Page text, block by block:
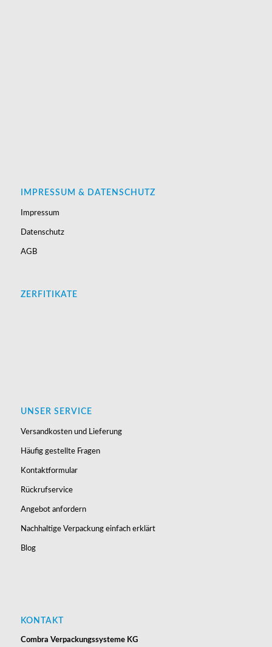
IMPRESSUM & DATENSCHUTZ
Impressum
Datenschutz
AGB
ZERFITIKATE
UNSER SERVICE
Versandkosten und Lieferung
Häufig gestellte Fragen
Kontaktformular
Rückrufservice
Angebot anfordern
Nachhaltige Verpackung einfach erklärt
Blog
KONTAKT
Combra Verpackungssysteme KG